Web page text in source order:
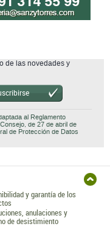
de las novedades y
al Reglamento
de 27 de abril de
de Protección de Datos
y garantía de los
anulaciones y
de desistimiento